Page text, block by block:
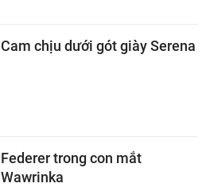
Cam chịu dưới gót giày Serena
Federer trong con mắt
Wawrinka